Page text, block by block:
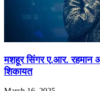
मशहूर सिंगर ए.आर. रहमान
शिकायत